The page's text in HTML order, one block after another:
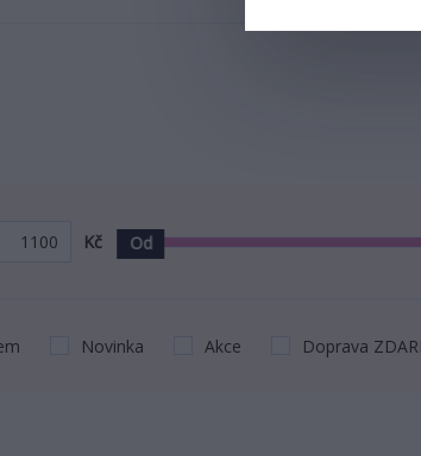
Kč Od
Novinka Akce Doprava